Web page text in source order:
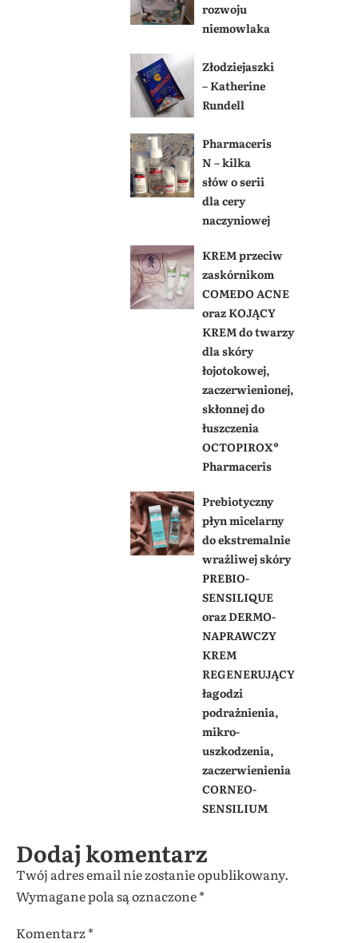
rozwoju
niemowlaka
Złodziejaszki
– Katherine
Rundell
Pharmaceris
N – kilka
słów o serii
dla cery
naczyniowej
KREM przeciw
zaskórnikom
COMEDO ACNE
oraz KOJĄCY
KREM do twarzy
dla skóry
łojotokowej,
zaczerwienionej,
skłonnej do
łuszczenia
OCTOPIROX®
Pharmaceris
Prebiotyczny
płyn micelarny
do ekstremalnie
wrażliwej skóry
PREBIO-
SENSILIQUE
oraz DERMO-
NAPRAWCZY
KREM
REGENERUJĄCY
łagodzi
podrażnienia,
mikro-
uszkodzenia,
zaczerwienienia
CORNEO-
SENSILIUM
Dodaj komentarz
Twój adres email nie zostanie opublikowany.
Wymagane pola są oznaczone*
Komentarz*